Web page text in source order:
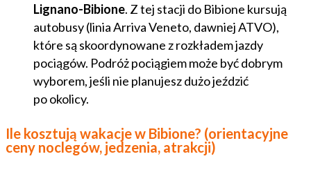
Lignano-Bibione. Z tej stacji do Bibione kursują
autobusy (linia Arriva Veneto, dawniej ATVO),
które są skoordynowane z rozkładem jazdy
pociągów. Podróż pociągiem może być dobrym
wyborem, jeśli nie planujesz dużo jeździć
po okolicy.
Ile kosztują wakacje w Bibione? (orientacyjne
ceny noclegów, jedzenia, atrakcji)